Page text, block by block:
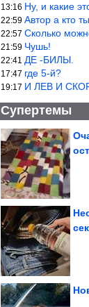
13:16 Ну, и какие
22:59 Автор а кто ты?
22:57 Сколько можно писать
21:59 Чушь!
22:41 ДЕ -БИЛЫ.
17:47 где 5-й?
19:17 И ЛЕВ И СКОРПИОН —
Супертемы